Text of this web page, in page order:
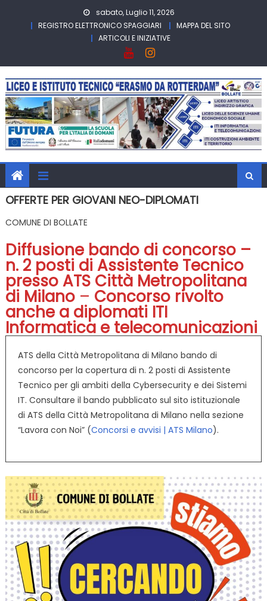
sabato, Luglio 11, 2026
REGISTRO ELETTRONICO SPAGGIARI
MAPPA DEL SITO
ARTICOLI E INIZIATIVE
OFFERTE PER GIOVANI NEO-DIPLOMATI
COMUNE DI BOLLATE
Diffusione bando di concorso –
n. 2 posti di Assistente Tecnico
presso ATS Città Metropolitana
di Milano– Concorso rivolto
anche a diplomati ITI
Informatica e telecomunicazioni
ATS della Città Metropolitana di Milano bando di
concorso per la copertura di n. 2 posti di Assistente
Tecnico per gli ambiti della Cybersecurity e dei Sistemi
IT. Consultare il bando pubblicato sul sito istituzionale
di ATS della Città Metropolitana di Milano nella sezione
“Lavora con Noi” (Concorsi e avvisi | ATS Milano).